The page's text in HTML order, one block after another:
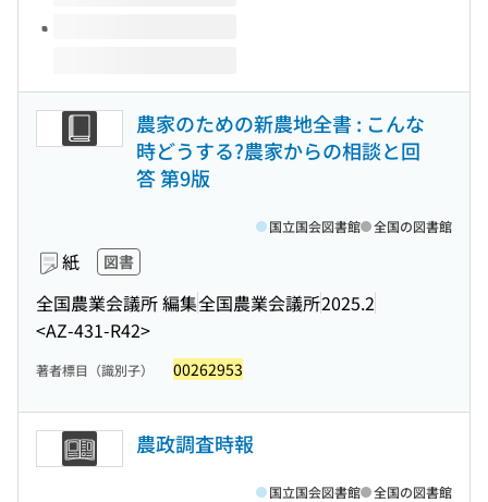
農家のための新農地全書 : こんな
時どうする?農家からの相談と回
答 第9版
紙 図書
全国農業会議所 編集全国農業会議所2025.2
<AZ-431-R42>
国立国会図書館 全国の図書館
著者標目（識別子） 00262953
農政調査時報
国立国会図書館 全国の図書館